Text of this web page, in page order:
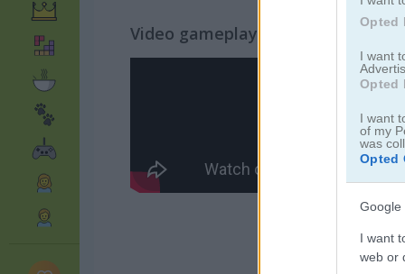
Opted
I want
Opted
I want
of my
was
Opted
Google
I want
web or
Video gameplay